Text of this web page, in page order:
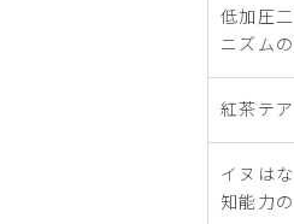
低加圧
ニズム
紅茶テ
イヌは
知能力